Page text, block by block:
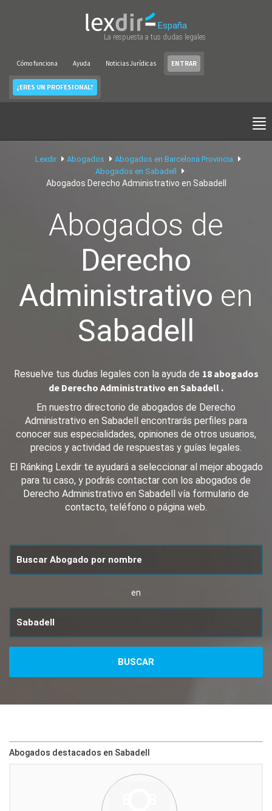
España
La respuesta a tus dudas legales
Cómo funciona Ayuda Noticias Jurídicas ENTRAR
¿ERES UN PROFESIONAL?
Lexdir Abogados
Abogados en Barcelona Provincia
Abogados en Sabadell
Abogados Derecho Administrativo en Sabadell
Abogados de
Derecho
Administrativo en
Sabadell
Resuelve tus dudas legales con la ayuda de 18 abogados
de Derecho Administrativo en Sabadell .
En nuestro directorio de abogados de Derecho
Administrativo en Sabadell encontrarás perfiles para
conocer sus especialidades, opiniones de otros usuarios,
precios y actividad de respuestas y guías legales.
El Ránking Lexdir te ayudará a seleccionar al mejor abogado
para tu caso, y podrás contactar con los abogados de
Derecho Administrativo en Sabadell vía formulario de
contacto, teléfono o página web.
en
Abogados destacados en Sabadell